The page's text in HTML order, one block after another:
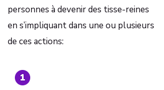
personnes à devenir des tisse-reines
en s’impliquant dans une ou plusieurs
de ces actions: